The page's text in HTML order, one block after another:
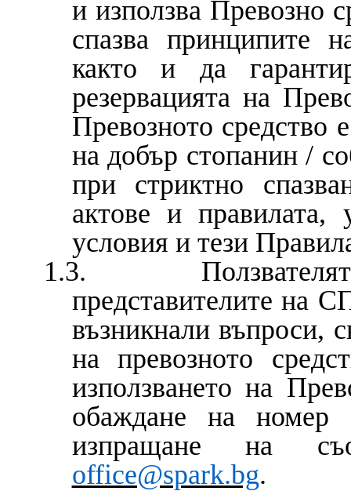
и използва Превозно
спазва принципите
както и да
резервацията на
Превозното средство
на добър стопанин /
при стриктно
актове и
условия и тези
1.3. Ползвателят
представителите на
възникнали въпроси,
на превозното
използването на
обаждане на
изпращане на
office@spark.bg.